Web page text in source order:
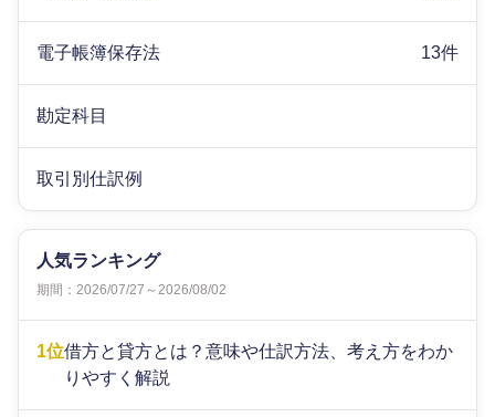
電子帳簿保存法 13件
勘定科目
取引別仕訳例
人気ランキング
期間：2026/07/27～2026/08/02
1位借方と貸方とは？意味や仕訳方法、考え方をわか
りやすく解説